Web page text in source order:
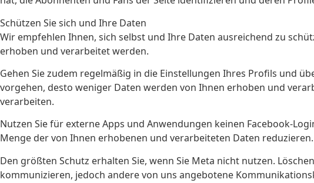
Schützen Sie sich und Ihre Daten
Wir empfehlen Ihnen, sich selbst und Ihre Daten ausreichend zu
erhoben und verarbeitet werden.
Gehen Sie zudem regelmäßig in die Einstellungen Ihres Profils und
vorgehen, desto weniger Daten werden von Ihnen erhoben und
verarbeiten.
Nutzen Sie für externe Apps und Anwendungen keinen Facebook-
Menge der von Ihnen erhobenen und verarbeiteten Daten reduzieren.
Den größten Schutz erhalten Sie, wenn Sie Meta nicht nutzen.
kommunizieren, jedoch andere von uns angebotene